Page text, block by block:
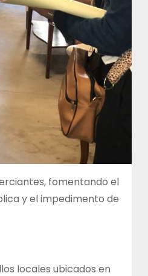
fomentando el
y el impedimento de
locales ubicados en